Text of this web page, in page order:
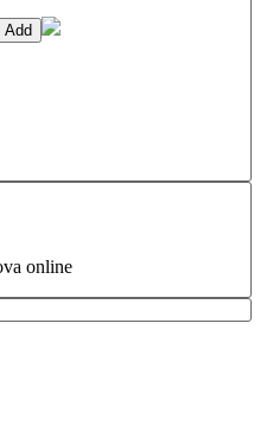
online